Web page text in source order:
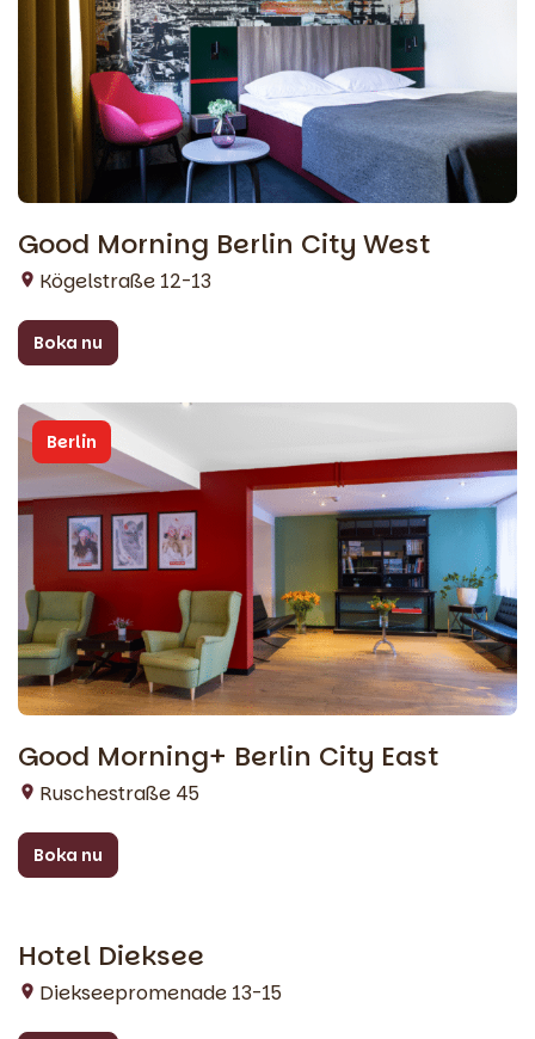
Good Morning Berlin City West
Kögelstraße 12-13
Boka nu
Berlin
Good Morning+ Berlin City East
Ruschestraße 45
Boka nu
Bad Malente
Hotel Dieksee
Diekseepromenade 13-15